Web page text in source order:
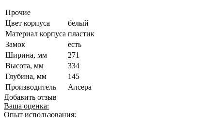
Прочие
Цвет корпуса
белый
Материал корпуса пластик
Замок
есть
Ширина, мм
271
Высота, мм
334
Глубина, мм
145
Производитель
Алсера
Добавить отзыв
Ваша оценка:
Опыт использования: